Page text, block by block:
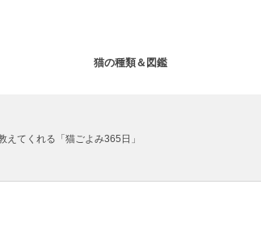
猫の種類＆図鑑
てくれる「猫ごよみ365日」